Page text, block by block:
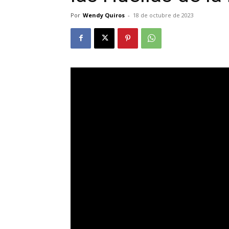
Por Wendy Quiros - 18 de octubre de 2023